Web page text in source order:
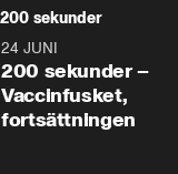
200 sekunder
24 JUNI
200 sekunder –
Vaccinfusket,
fortsättningen